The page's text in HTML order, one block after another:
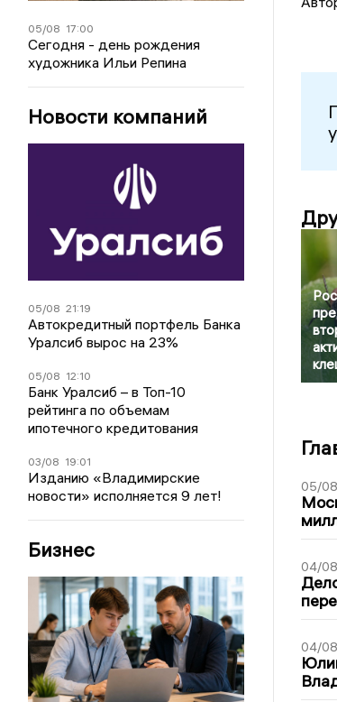
05/08 17:00
Сегодня - день рождения
художника Ильи Репина
Новости компаний
05/08 21:19
Автокредитный портфель Банка
Уралсиб вырос на 23%
05/08 12:10
Банк Уралсиб – в Топ-10
рейтинга по объемам
ипотечного кредитования
03/08 19:01
Изданию «Владимирские
новости» исполняется 9 лет!
Бизнес
05/
04/
04/